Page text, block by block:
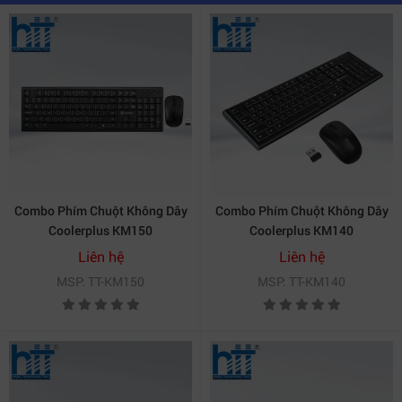
2. Trải nghiệm gõ phím êm ái – Chuột
quang mượt mà khi dùng cùng Combo
Phím Chuột Coolerplus L30
Một trong những ưu điểm lớn nhất của Combo Phím
Chuột Coolerplus L30 nằm ở cảm giác gõ rất dễ chịu.
Phím cho độ nảy tốt, bấm êm và không gây tiếng ồn lớn
– điều cực kỳ quan trọng trong môi trường văn phòng
Bố cục fullsize cũng giúp người dùng thao tác nhanh
hơn nhờ có đầy đủ các cụm phím số, điều hướng và
chức năng. Đây là yếu tố đặc biệt quan trọng với nhân
viên kế toán, nhập liệu, marketer hay các ngành nghề
Chuột đi kèm trong Combo Phím Chuột Coolerplus L30
Combo Phím Chuột Không Dây
Coolerplus KM150
Liên hệ
MSP: TT-KM150
Combo Phím Chuột Không Dây
Coolerplus KM140
Liên hệ
MSP: TT-KM140